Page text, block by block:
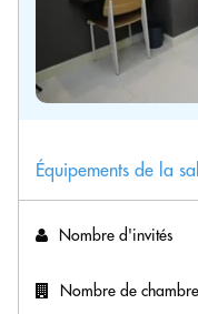
Équipements de la
Nombre d'invités
Nombre de